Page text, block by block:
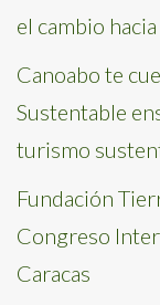
el cambio
Canoabo te
Sustentable
turismo
Fundación
Congreso
Caracas